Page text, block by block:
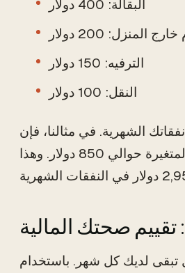
البقالة: 400 دولار
المنزل: 200 دولار
الترفيه: 150 دولار
النقل: 100 دولار
الشهرية. في مثالنا، فإن
إجمالي النفقات الثابتة هو 2,100 دولار، بينما متوسط النفقات المتغيرة حوالي 850 دولار. وهذا
لديك كل شهر. باستخدام